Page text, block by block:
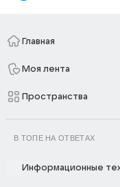
Главная
Моя лента
Пространства
В ТОПЕ НА ОТВЕТАХ
Информационные